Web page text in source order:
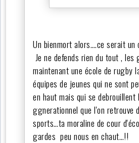
Un bienmort alors….ce serait
Je ne defends rien du tout ,
maintenant une école de rugby
équipes de jeunes qui ne sont
en haut mais qui se
ggnerationnel que l'on retrouve
sports…ta moraline de cour
gardes peu nous en chaut…!!